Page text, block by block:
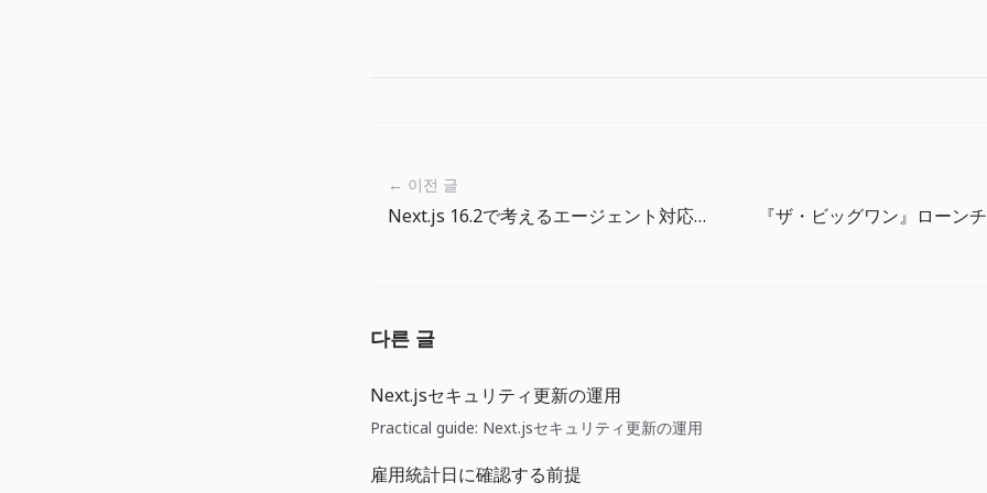
← 이전 글
Next.js 16.2で考えるエージェント対応デバッグ: フレームワークが観測面を持つ時代
다른 글
Next.jsセキュリティ更新の運用
Practical guide: Next.jsセキュリティ更新の運用
雇用統計日に確認する前提